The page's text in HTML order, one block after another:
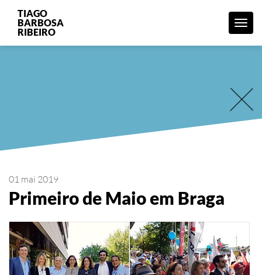
Menu
TIAGO
BARBOSA
RIBEIRO
01 mai 2019
Primeiro de Maio em Braga